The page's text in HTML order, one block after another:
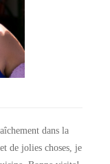
dans la
de jolies choses, je